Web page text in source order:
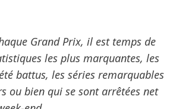
Grand Prix, il est temps de
les plus marquantes, les
battus, les séries remarquables
ou bien qui se sont arrêtées net